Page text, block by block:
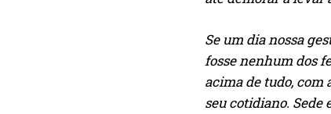
Se um dia nossa
fosse nenhum dos
acima de tudo, com
seu cotidiano. Sede